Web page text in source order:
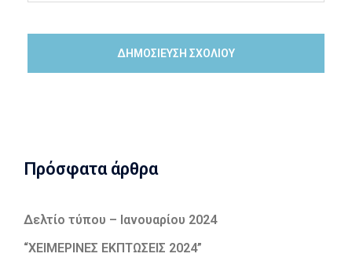
Πρόσφατα άρθρα
Δελτίο τύπου – Ιανουαρίου 2024
“ΧΕΙΜΕΡΙΝΕΣ ΕΚΠΤΩΣΕΙΣ 2024”